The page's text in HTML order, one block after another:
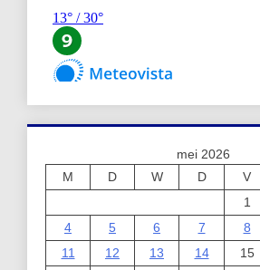
mei 2026
M
D W D V
1
4
5 6 7 8
11
12 13 14 15